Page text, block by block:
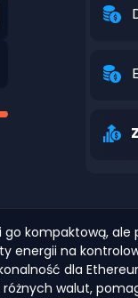
go kompaktową,
na
dla
walut,